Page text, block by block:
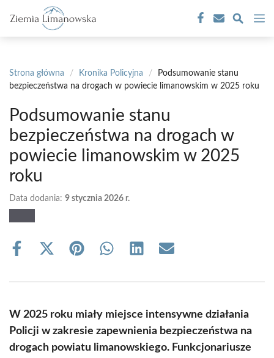
treści
Strona główna / Kronika Policyjna /
Podsumowanie stanu
bezpieczeństwa na drogach w powiecie limanowskim w 2025 roku
Podsumowanie stanu
bezpieczeństwa na drogach w
powiecie limanowskim w 2025
roku
Data dodania: 9 stycznia 2026 r.
Share
Share
(Twitter)
Share Share Share Share
W 2025 roku miały miejsce intensywne działania
Policji w zakresie zapewnienia bezpieczeństwa na
drogach powiatu limanowskiego. Funkcjonariusze